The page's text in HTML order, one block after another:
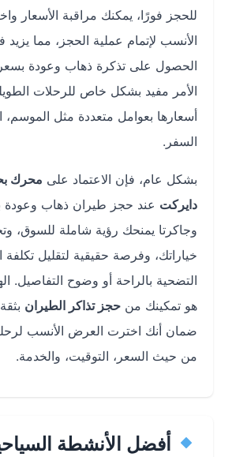
للحجز فورًا، يمكنك مراقبة الأسعار واختيار
الأنسب لإتمام عملية الحجز، مما يزيد
الحصول على تذكرة ذهاب وعودة بسعر
الأمر مفيد بشكل خاص للرحلات الطويلة التي
أسعارها بعوامل متعددة مثل الموسم،
السفر.
بشكل عام، فإن الاعتماد علىمحرك بحث
دايركتعند حجز طيران ذهاب وعودة بين
وجاكرتا يمنحك رؤية شاملة للسوق، وتحكمًا
خياراتك، وفرصة حقيقية لتقليل تكلفة
التضحية بالراحة أو وضوح التفاصيل. الهدف
هو تمكينك منحجز تذاكر الطيرانبثقة
ضمان أنك اخترت العرض الأنسب لرحلتك
من حيث السعر، التوقيت، والخدمة.
أفضل الأنشطة السياحية